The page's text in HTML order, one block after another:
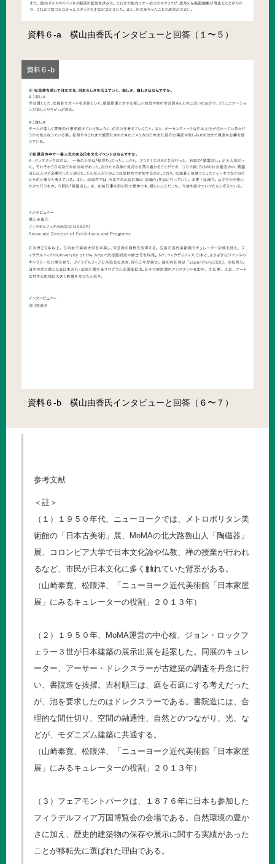
資料６-a 横山由香氏インタビューと回答（１〜５）
資料６-b 横山由香氏インタビューと回答（６〜７）
参考文献
＜註＞
（１）１９５０年代、ニューヨークでは、メトロポリタン美
術館の「日本古美術」展、MoMAの北大路魯山人「陶磁器」
展、コロンビア大学で日本文化論や仏教、禅の授業が行われ
るなど、市民が日本文化に多く触れていた背景がある。
（山崎泰寛、松隈洋、「ニューヨーク近代美術館「日本家屋
展」にみるキュレーターの役割」２０１３年）
（２）１９５０年、MoMA運営の中心核、ジョン・ロックフ
ェラー３世が日本建築の展示出展を起案した。同展のキュレ
ーター、アーサー・ドレクスラーが古建築の調査を丹念に行
い、書院造を抜擢。吉村順三は、庭を石庭にする考えだった
が、池を要求したのはドレクスラーである。書院造には、合
理的な間仕切り、空間の融通性、自然とのつながり、光、な
どが、モダニズム建築に共通する。
（山崎泰寛、松隈洋、「ニューヨーク近代美術館「日本家屋
展」にみるキュレーターの役割」２０１３年）
（３）フェアモントパークは、１８７６年に日本も参加した
フィラデルフィア万国博覧会の会場である。自然環境の豊か
さに加え、歴史的建築物の保存や展示に関する実績があった
ことが移転先に選ばれた理由である。